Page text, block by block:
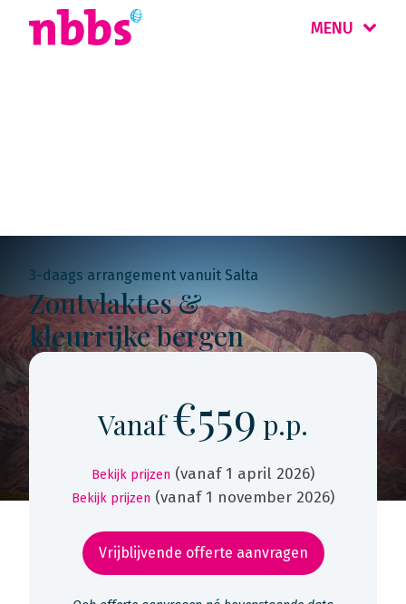
MENU
3-daags arrangement vanuit Salta
Zoutvlaktes &
kleurrijke bergen
Vanaf€559 p.p.
Bekijk prijzen (vanaf 1 april 2026)
Bekijk prijzen (vanaf 1 november 2026)
Vrijblijvende offerte aanvragen